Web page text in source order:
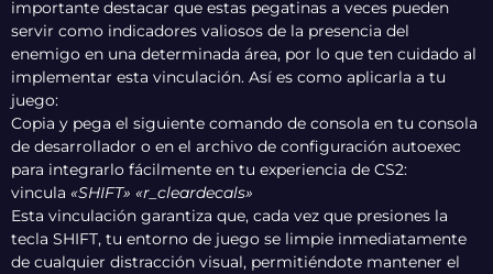
importante destacar que estas pegatinas a veces pueden
servir como indicadores valiosos de la presencia del
enemigo en una determinada área, por lo que ten cuidado al
implementar esta vinculación. Así es como aplicarla a tu
juego:
Copia y pega el siguiente comando de consola en tu consola
de desarrollador o en el archivo de configuración autoexec
para integrarlo fácilmente en tu experiencia de CS2:
vincula «SHIFT» «r_cleardecals»
Esta vinculación garantiza que, cada vez que presiones la
tecla SHIFT, tu entorno de juego se limpie inmediatamente
de cualquier distracción visual, permitiéndote mantener el